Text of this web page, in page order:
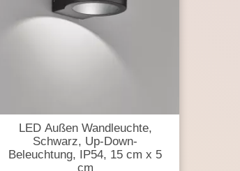
LED Außen Wandleuchte,
Schwarz, Up-Down-
Beleuchtung, IP54, 15 cm x 5
cm